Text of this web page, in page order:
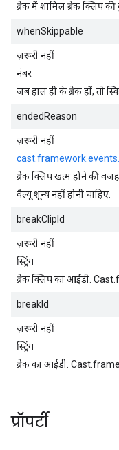
ब्रेक में शामिल ब्रेक क्लिप
whenSkippable
ज़रूरी नहीं
नंबर
जब हाल ही के ब्रेक हों, तो
endedReason
ज़रूरी नहीं
ब्रेक क्लिप खत्म होने की वजह.
वैल्यू शून्य नहीं होनी चाहिए.
breakClipId
ज़रूरी नहीं
स्ट्रिंग
ब्रेक क्लिप का आईडी.
breakId
ज़रूरी नहीं
स्ट्रिंग
ब्रेक का आईडी.
प्रॉपर्टी